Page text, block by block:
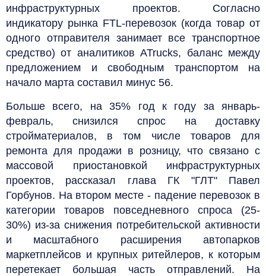
инфраструктурных проектов. Согласно
индикатору рынка FTL-перевозок (когда товар от
одного отправителя занимает все транспортное
средство) от аналитиков ATrucks, баланс между
предложением и свободным транспортом на
начало марта составил минус 56.
Больше всего, на 35% год к году за январь-
февраль, снизился спрос на доставку
стройматериалов, в том числе товаров для
ремонта для продажи в розницу, что связано с
массовой приостановкой инфраструктурных
проектов, рассказал глава ГК "ГЛТ" Павел
Горбунов. На втором месте - падение перевозок в
категории товаров повседневного спроса (25-
30%) из-за снижения потребительской активности
и масштабного расширения автопарков
маркетплейсов и крупных ритейлеров, к которым
перетекает большая часть отправлений. На